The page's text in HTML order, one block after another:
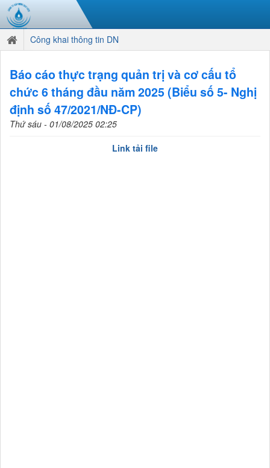
Công khai thông tin DN
Báo cáo thực trạng quản trị và cơ cấu tổ
chức 6 tháng đầu năm 2025 (Biểu số 5- Nghị
định số 47/2021/NĐ-CP)
Thứ sáu - 01/08/2025 02:25
Link tải file